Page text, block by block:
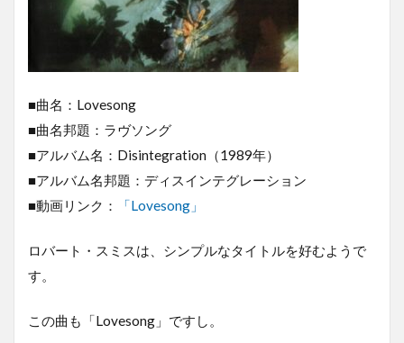
■曲名：Lovesong
■曲名邦題：ラヴソング
■アルバム名：Disintegration（1989年）
■アルバム名邦題：ディスインテグレーション
■動画リンク：
「Lovesong」
ロバート・スミスは、シンプルなタイトルを好むようで
す。
この曲も「Lovesong」ですし。